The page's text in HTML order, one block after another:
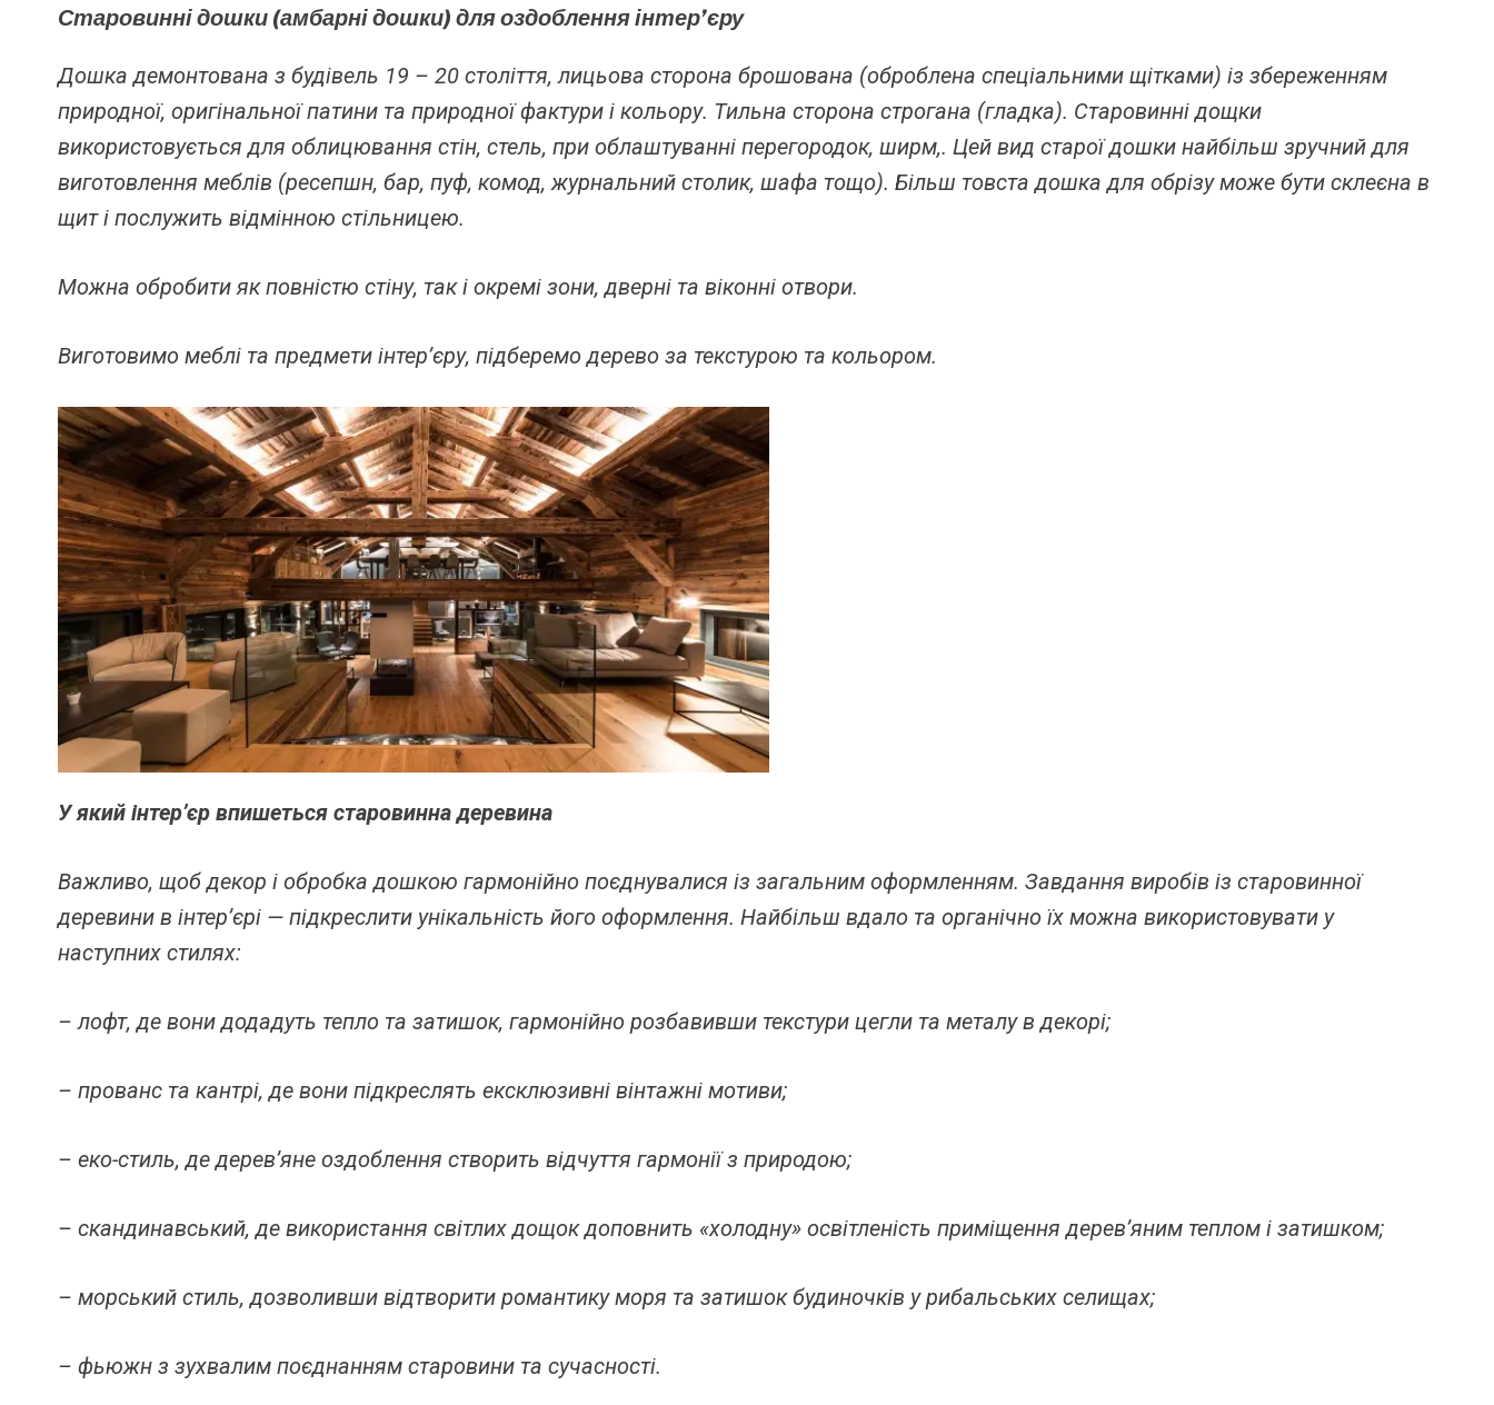
Старовинні дошки (амбарні дошки) для оздоблення інтер’єру
Дошка демонтована з будівель 19 – 20 століття, лицьова сторона брошована (оброблена спеціальними щітками) із збереженням
природної, оригінальної патини та природної фактури і кольору. Тильна сторона строгана (гладка). Старовинні дощки
використовується для облицювання стін, стель, при облаштуванні перегородок, ширм,. Цей вид старої дошки найбільш зручний для
виготовлення меблів (ресепшн, бар, пуф, комод, журнальний столик, шафа тощо). Більш товста дошка для обрізу може бути склеєна в
щит і послужить відмінною стільницею.
Можна обробити як повністю стіну, так і окремі зони, дверні та віконні отвори.
Виготовимо меблі та предмети інтер’єру, підберемо дерево за текстурою та кольором.
У який інтер’єр впишеться старовинна деревина
Важливо, щоб декор і обробка дошкою гармонійно поєднувалися із загальним оформленням. Завдання виробів із старовинної
деревини в інтер’єрі — підкреслити унікальність його оформлення. Найбільш вдало та органічно їх можна використовувати у
наступних стилях:
– лофт, де вони додадуть тепло та затишок, гармонійно розбавивши текстури цегли та металу в декорі;
– прованс та кантрі, де вони підкреслять ексклюзивні вінтажні мотиви;
– еко-стиль, де дерев’яне оздоблення створить відчуття гармонії з природою;
– скандинавський, де використання світлих дощок доповнить «холодну» освітленість приміщення дерев’яним теплом і затишком;
– морський стиль, дозволивши відтворити романтику моря та затишок будиночків у рибальських селищах;
– фьюжн з зухвалим поєднанням старовини та сучасності.